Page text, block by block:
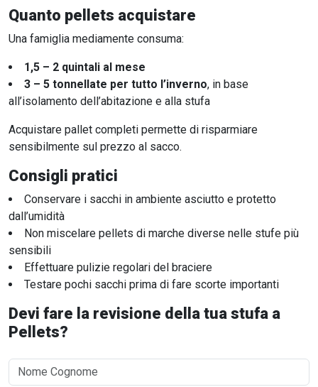
Quanto pellets acquistare
Una famiglia mediamente consuma:
1,5 – 2 quintali al mese
3 – 5 tonnellate per tutto l’inverno, in base
all’isolamento dell’abitazione e alla stufa
Acquistare pallet completi permette di risparmiare
sensibilmente sul prezzo al sacco.
Consigli pratici
Conservare i sacchi in ambiente asciutto e protetto
dall’umidità
Non miscelare pellets di marche diverse nelle stufe più
sensibili
Effettuare pulizie regolari del braciere
Testare pochi sacchi prima di fare scorte importanti
Devi fare la revisione della tua stufa a
Pellets?